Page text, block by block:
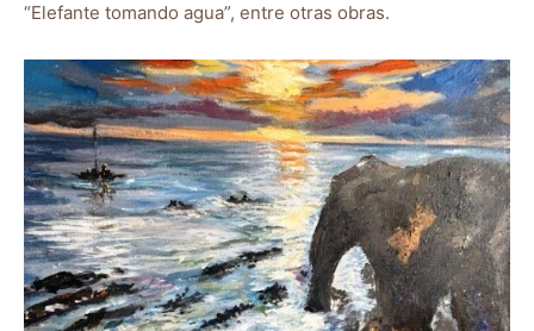
“Elefante tomando agua”, entre otras obras.